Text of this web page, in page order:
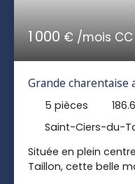
1 000 € /mois CC
Grande charentaise
5 pièces
Saint-Ciers-du-
Située en plein
Taillon, cette belle